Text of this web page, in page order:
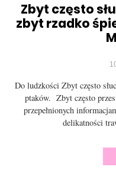
Zbyt często
zbyt rzadko
Do ludzkości Zbyt często
ptaków. Zbyt często
przepełnionych
delikatności